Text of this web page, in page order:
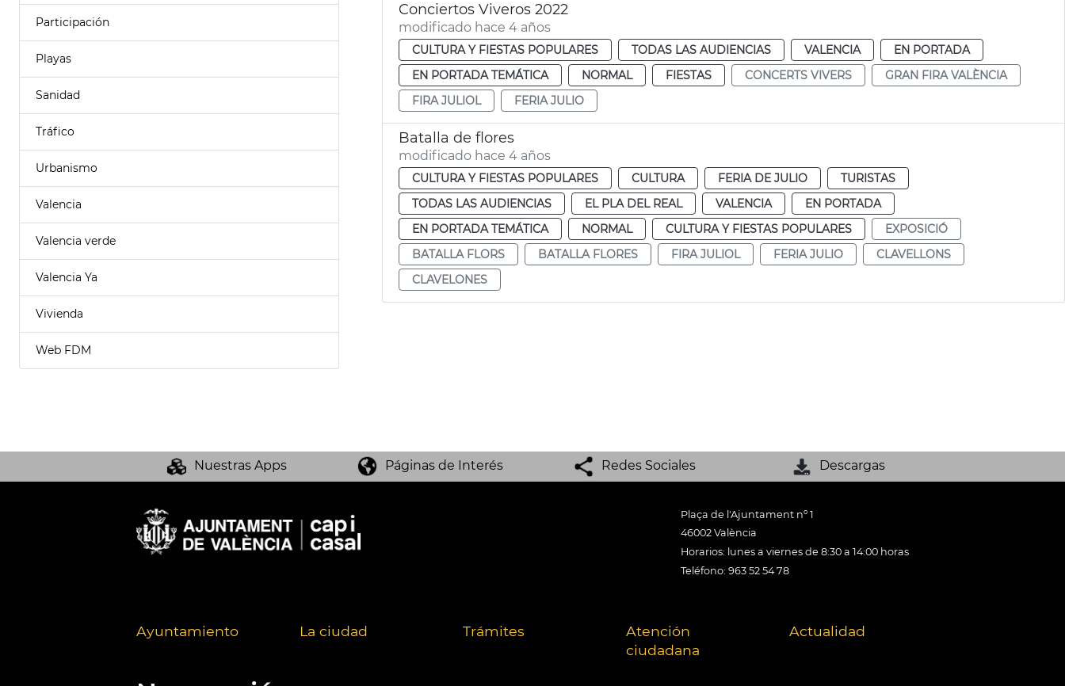
Participación
Playas
Sanidad
Tráfico
Urbanismo
Valencia
Valencia verde
Valencia Ya
Vivienda
Web FDM
Conciertos Viveros 2022
modificado hace 4 años
CULTURA Y FIESTAS POPULARES TODAS LAS AUDIENCIAS VALENCIA
EN PORTADA
EN PORTADA TEMÁTICA
NORMAL FIESTAS CONCERTS VIVERS
GRAN FIRA VALÈNCIA
FIRA JULIOL
FERIA JULIO
Batalla de flores
modificado hace 4 años
CULTURA Y FIESTAS POPULARES CULTURA FERIA DE JULIO
TURISTAS
TODAS LAS AUDIENCIAS
EL PLA DEL REAL VALENCIA
EN PORTADA
EN PORTADA TEMÁTICA
NORMAL CULTURA Y FIESTAS POPULARES
EXPOSICIÓ
BATALLA FLORS
BATALLA FLORES FIRA JULIOL FERIA JULIO
CLAVELLONS
CLAVELONES
Nuestras Apps Páginas de Interés Redes Sociales Descargas
Plaça de l'Ajuntament nº 1
46002 València
Horarios: lunes a viernes de 8:30 a 14:00 horas
Teléfono: 963 52 54 78
Ayuntamiento La ciudad Trámites
Atención
ciudadana
Actualidad